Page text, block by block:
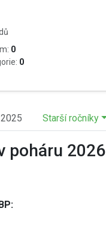
0
0
2025 Starší ročníky
poháru 2026